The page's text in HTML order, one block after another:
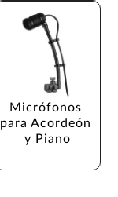
Micrófonos
para Acordeón
y Piano